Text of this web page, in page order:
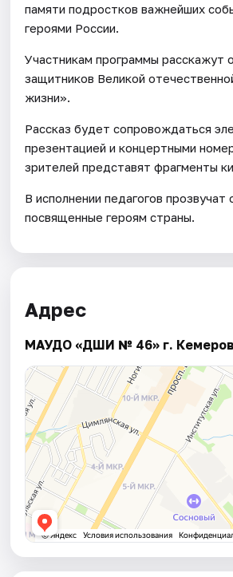
памяти подростков важнейших
героями России.
Участникам программы расскажут
защитников Великой
жизни».
Рассказ будет сопровождаться
презентацией и концертными
зрителей представят фрагменты
В исполнении педагогов прозвучат
посвященные героям страны.
Адрес
МАУДО «ДШИ № 46» г.